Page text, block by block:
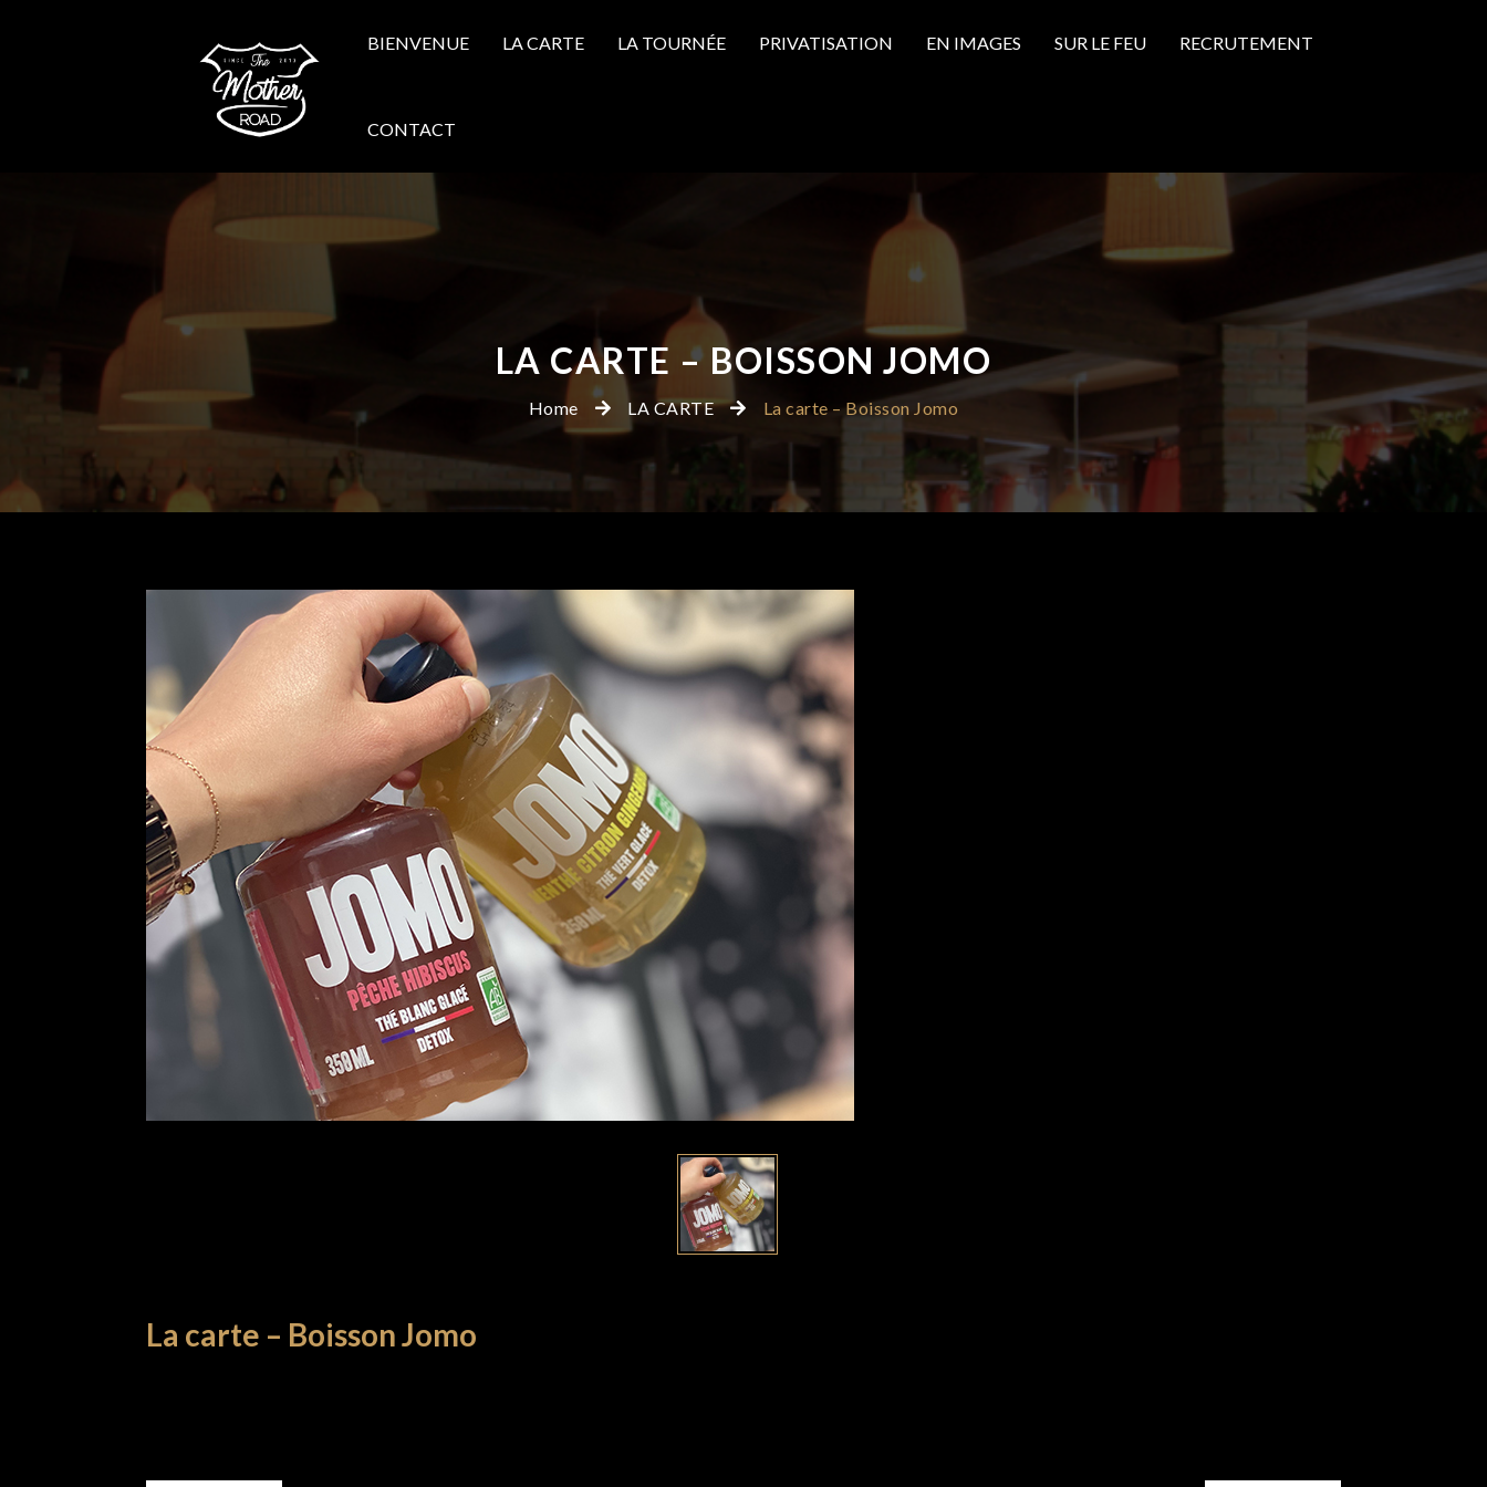
BIENVENUE LA CARTE LA TOURNÉE PRIVATISATION EN IMAGES SUR LE FEU RECRUTEMENT
CONTACT
LA CARTE – BOISSON JOMO
Home LA CARTE La carte – Boisson Jomo
La carte – Boisson Jomo